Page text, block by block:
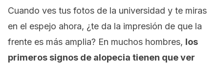
Cuando ves tus fotos de la universidad y te miras
en el espejo ahora, ¿te da la impresión de que la
frente es más amplia? En muchos hombres, los
primeros signos de alopecia tienen que ver